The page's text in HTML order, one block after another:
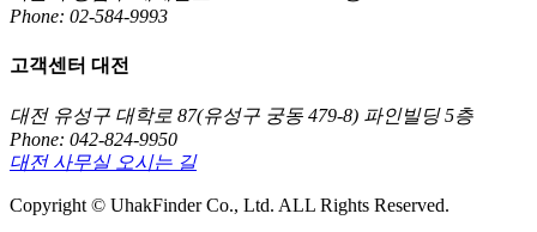
Phone: 02-584-9993
고객센터 대전
대전 유성구 대학로 87(유성구 궁동 479-8) 파인빌딩 5층
Phone: 042-824-9950
대전 사무실 오시는 길
Copyright © UhakFinder Co., Ltd. ALL Rights Reserved.